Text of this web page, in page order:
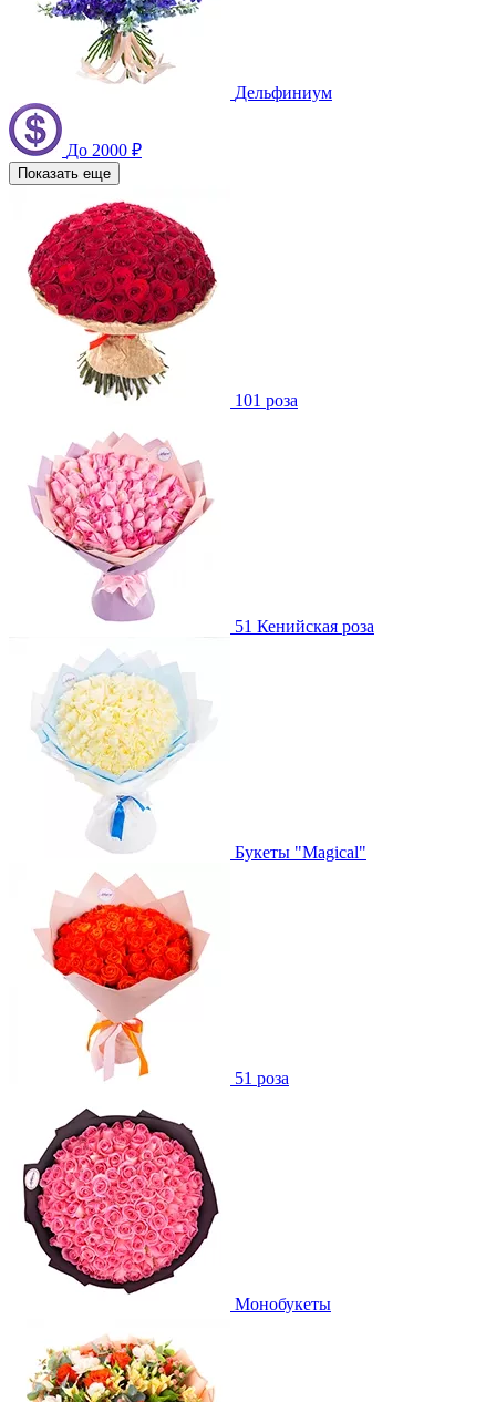
Дельфиниум
До 2000 ₽
Показать еще
101 роза
51 Кенийская роза
Букеты "Magical"
51 роза
Монобукеты